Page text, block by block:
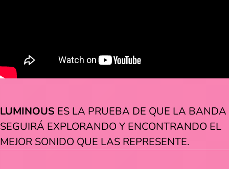
LUMINOUS ES LA PRUEBA DE QUE LA BANDA
SEGUIRÁ EXPLORANDO Y ENCONTRANDO EL
MEJOR SONIDO QUE LAS REPRESENTE.